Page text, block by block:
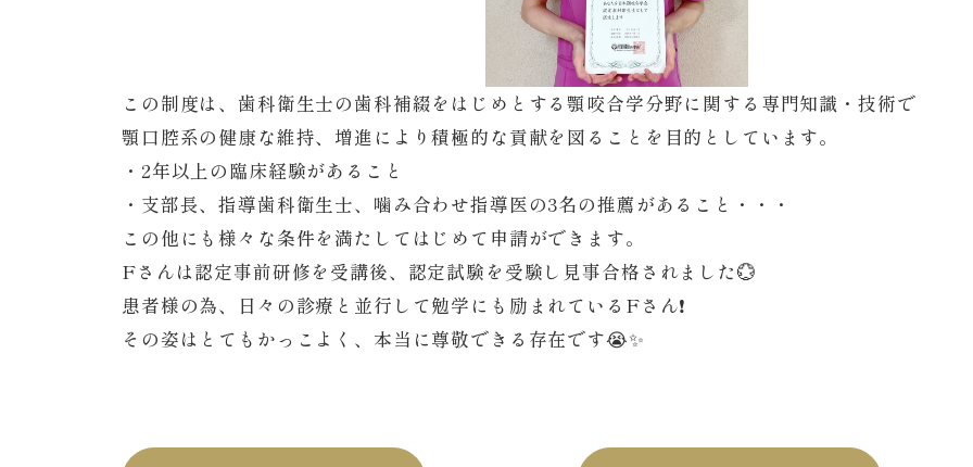
この制度は、歯科衛生士の歯科補綴をはじめとする顎咬合学分野に関する専門知識・技術で
顎口腔系の健康な維持、増進により積極的な貢献を図ることを目的としています。
・2年以上の臨床経験があること
・支部長、指導歯科衛生士、噛み合わせ指導医の3名の推薦があること・・・
この他にも様々な条件を満たしてはじめて申請ができます。
Fさんは認定事前研修を受講後、認定試験を受験し見事合格されました💮
患者様の為、日々の診療と並行して勉学にも励まれているFさん❗️
その姿はとてもかっこよく、本当に尊敬できる存在です😭✨